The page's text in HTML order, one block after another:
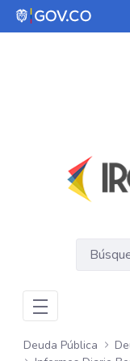
Saltar al contenido
Deuda Pública